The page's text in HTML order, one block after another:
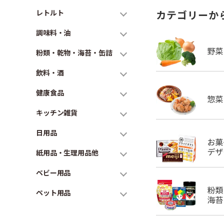
レトルト
調味料・油
粉類・乾物・海苔・缶詰
飲料・酒
健康食品
キッチン雑貨
日用品
紙用品・生理用品他
ベビー用品
ペット用品
カテゴリーか